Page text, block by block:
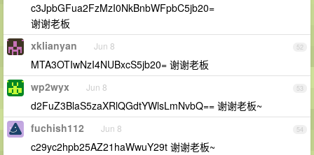
c3JpbGFua2FzMzI0NkBnbWFpbC5jb20=
谢谢老板
52
xklianyan Jun 8
MTA3OTIwNzI4NUBxcS5jb20= 谢谢老板
53
wp2wyx Jun 8
d2FuZ3BlaS5zaXRlQGdtYWlsLmNvbQ== 谢谢老板~
54
fuchish112 Jun 8
c29yc2hpb25AZ21haWwuY29t 谢谢老板~